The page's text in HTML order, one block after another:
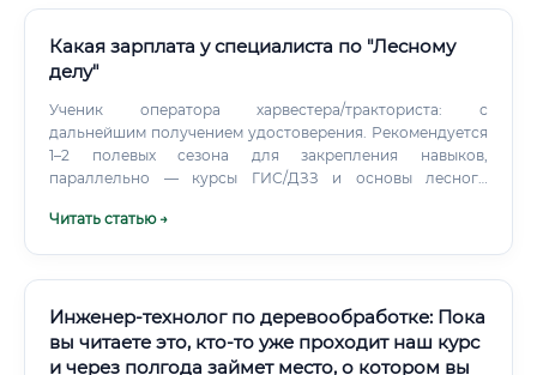
Какая зарплата у специалиста по "Лесному
делу"
Ученик оператора харвестера/тракториста: с
дальнейшим получением удостоверения. Рекомендуется
1–2 полевых сезона для закрепления навыков,
параллельно — курсы ГИС/ДЗЗ и основы лесного
Читать статью →
Инженер-технолог по деревообработке: Пока
вы читаете это, кто-то уже проходит наш курс
и через полгода займет место, о котором вы